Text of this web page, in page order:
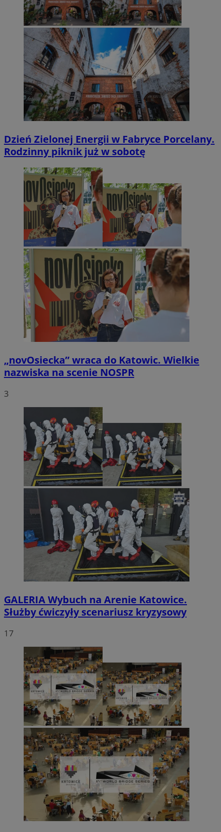
Dzień Zielonej Energii w Fabryce Porcelany.
Rodzinny piknik już w sobotę
„novOsiecka” wraca do Katowic. Wielkie
nazwiska na scenie NOSPR
3
GALERIAWybuch na Arenie Katowice.
Służby ćwiczyły scenariusz kryzysowy
17